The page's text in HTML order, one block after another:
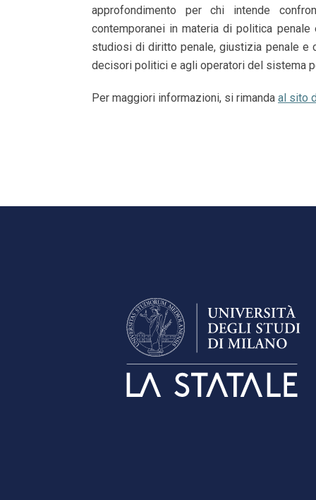
approfondimento per chi intende
contemporanei in materia di politica
studiosi di diritto penale, giustizia penale e
decisori politici e agli operatori del sistema
Per maggiori informazioni, si rimanda al sito